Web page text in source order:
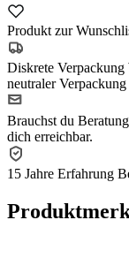
Produkt zur
Diskrete Verpackung
neutraler
Brauchst du
dich erreichbar.
15 Jahre Erfahrung